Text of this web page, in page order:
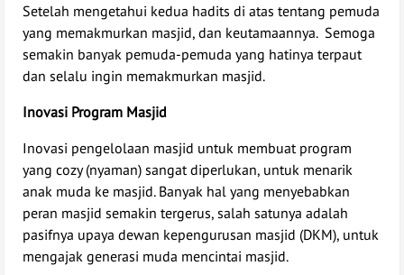
Setelah mengetahui kedua hadits di atas tentang pemuda
yang memakmurkan masjid, dan keutamaannya. Semoga
semakin banyak pemuda-pemuda yang hatinya terpaut
dan selalu ingin memakmurkan masjid.
Inovasi Program Masjid
Inovasi pengelolaan masjid untuk membuat program
yang cozy (nyaman) sangat diperlukan, untuk menarik
anak muda ke masjid. Banyak hal yang menyebabkan
peran masjid semakin tergerus, salah satunya adalah
pasifnya upaya dewan kepengurusan masjid (DKM), untuk
mengajak generasi muda mencintai masjid.